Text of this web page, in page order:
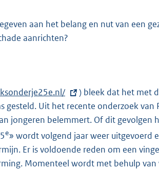
aan het belang en nut van een
aanrichten?
) bleek dat het met
gesteld. Uit het recente onderzoek van
jongeren belemmert. Of dit gevolgen
e» wordt volgend jaar weer uitgevoerd
Er is voldoende reden om een
Momenteel wordt met behulp